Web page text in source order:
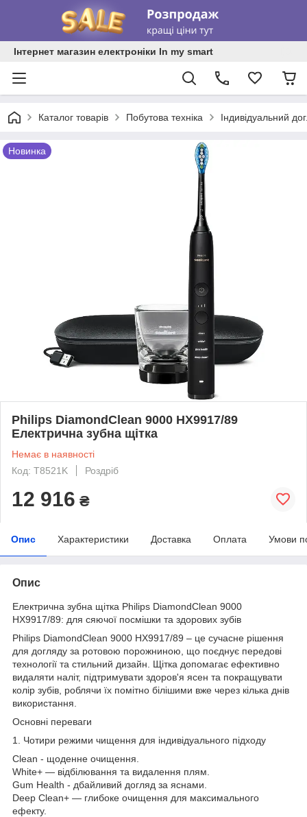
Інтернет магазин електроніки In my smart
Каталог товарів Побутова техніка Індивідуальний
Новинка
Philips DiamondClean 9000 HX9917/89
Електрична зубна щітка
Немає в наявності
Код: T8521K
Роздріб
12 916 ₴
Опис Характеристики Доставка Оплата Умови
Опис
Електрична зубна щітка Philips DiamondClean 9000
HX9917/89: для сяючої посмішки та здорових зубів
Philips DiamondClean 9000 HX9917/89 – це сучасне рішення
для догляду за ротовою порожниною, що поєднує передові
технології та стильний дизайн. Щітка допомагає ефективно
видаляти наліт, підтримувати здоров'я ясен та покращувати
колір зубів, роблячи їх помітно білішими вже через кілька днів
використання.
Основні переваги
1. Чотири режими чищення для індивідуального підходу
Clean - щоденне очищення.
White+ — відбілювання та видалення плям.
Gum Health - дбайливий догляд за яснами.
Deep Clean+ — глибоке очищення для максимального
ефекту.